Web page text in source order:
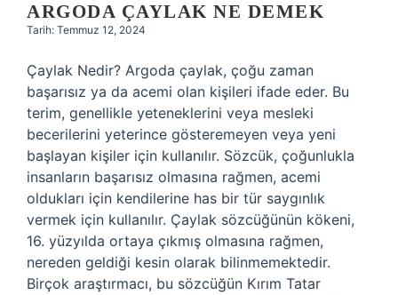
ARGODA ÇAYLAK NE DEMEK
Tarih: Temmuz 12, 2024
Çaylak Nedir? Argoda çaylak, çoğu zaman
başarısız ya da acemi olan kişileri ifade eder. Bu
terim, genellikle yeteneklerini veya mesleki
becerilerini yeterince gösteremeyen veya yeni
başlayan kişiler için kullanılır. Sözcük, çoğunlukla
insanların başarısız olmasına rağmen, acemi
oldukları için kendilerine has bir tür saygınlık
vermek için kullanılır. Çaylak sözcüğünün kökeni,
16. yüzyılda ortaya çıkmış olmasına rağmen,
nereden geldiği kesin olarak bilinmemektedir.
Birçok araştırmacı, bu sözcüğün Kırım Tatar